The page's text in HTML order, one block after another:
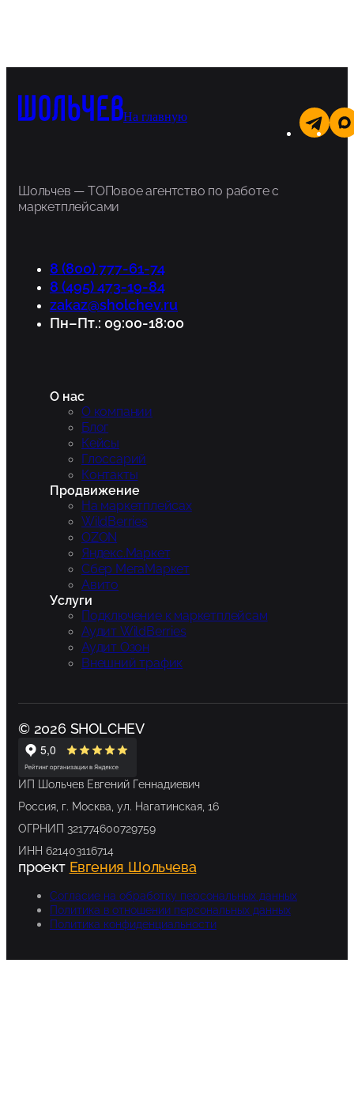
На главную
Шольчев — ТОПовое агентство по работе с
маркетплейсами
8 (800) 777-61-74
8 (495) 473-19-84
zakaz@sholchev.ru
Пн–Пт.: 09:00-18:00
О нас
О компании
Блог
Кейсы
Глоссарий
Контакты
Продвижение
На маркетплейсах
WildBerries
OZON
Яндекс.Маркет
Сбер МегаМаркет
Авито
Услуги
Подключение к маркетплейсам
Аудит WildBerries
Аудит Озон
Внешний трафик
© 2026 SHOLCHEV
ИП Шольчев Евгений Геннадиевич
Россия, г. Москва, ул. Нагатинская, 16
ОГРНИП 321774600729759
ИНН 621403116714
проект Евгения Шольчева
Согласие на обработку персональных данных
Политика в отношении персональных данных
Политика конфиденциальности